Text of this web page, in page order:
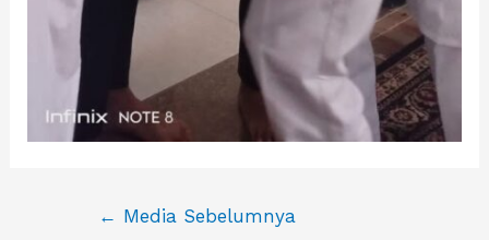
Navigasi
← Media Sebelumnya